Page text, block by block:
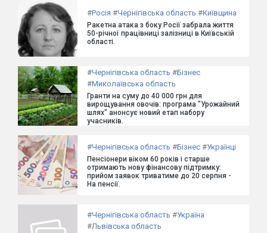
#Росія #Чернігівська область #Київщина
Ракетна атака з боку Росії забрала життя
50-річної працівниці залізниці в Київській
області.
#Чернігівська область #Бізнес
#Миколаївська область
Гранти на суму до 40 000 грн для
вирощування овочів: програма "Урожайний
шлях" анонсує новий етап набору
учасників.
#Чернігівська область #Бізнес #Українці
Пенсіонери віком 60 років і старше
отримають нову фінансову підтримку:
прийом заявок триватиме до 20 серпня -
На пенсії.
#Чернігівська область #Україна
#Львівська область